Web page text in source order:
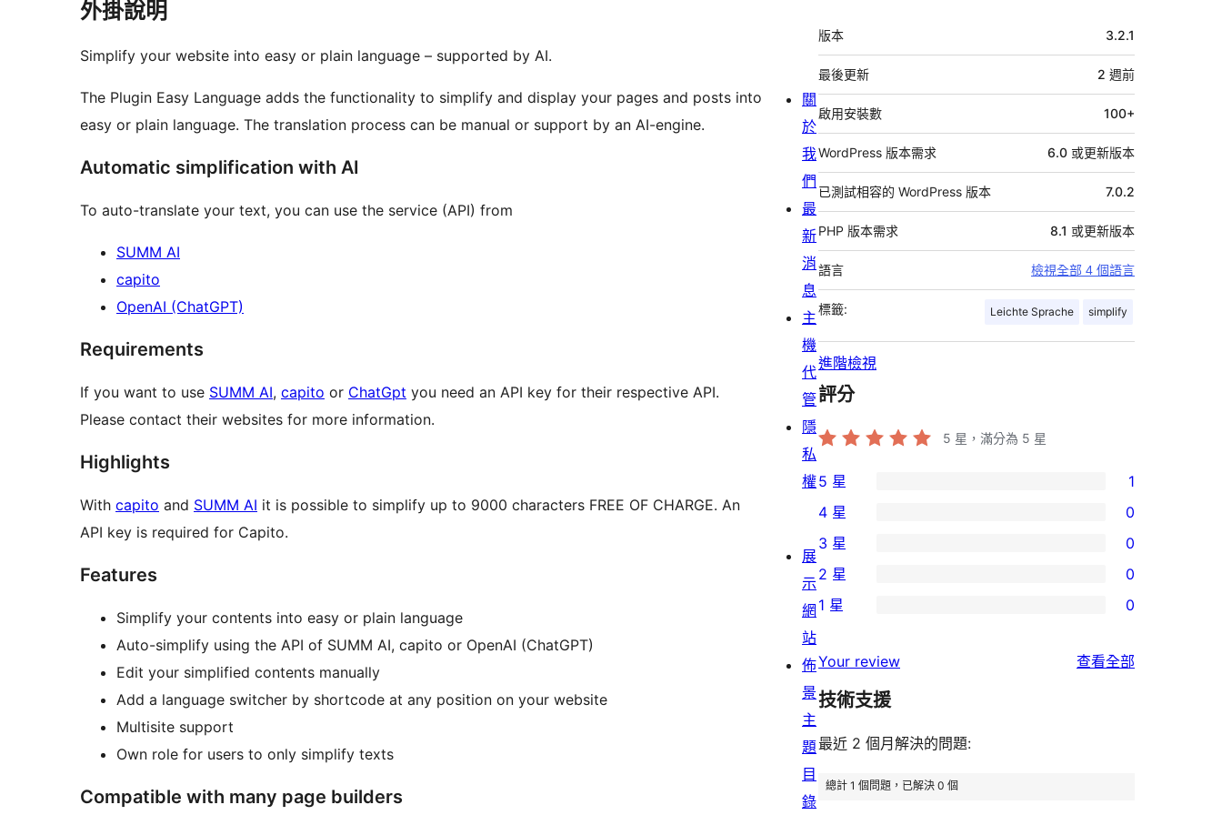
外掛說明
Simplify your website into easy or plain language – supported by AI.
The Plugin Easy Language adds the functionality to simplify and display your pages and posts into
easy or plain language. The translation process can be manual or support by an AI-engine.
Automatic simplification with AI
To auto-translate your text, you can use the service (API) from
SUMM AI
capito
OpenAI (ChatGPT)
Requirements
If you want to use SUMM AI, capito or ChatGpt you need an API key for their respective API.
Please contact their websites for more information.
Highlights
With capito and SUMM AI it is possible to simplify up to 9000 characters FREE OF CHARGE. An
API key is required for Capito.
Features
Simplify your contents into easy or plain language
Auto-simplify using the API of SUMM AI, capito or OpenAI (ChatGPT)
Edit your simplified contents manually
Add a language switcher by shortcode at any position on your website
Multisite support
Own role for users to only simplify texts
Compatible with many page builders
中
繼
資
料
版本 3.2.1
最後更新 2 週前
啟用安裝數 100+
WordPress 版本需求 6.0 或更新版本
已測試相容的 WordPress 版本 7.0.2
PHP 版本需求 8.1 或更新版本
語言 檢視全部 4 個語言
標籤: Leichte Sprache simplify
進階檢視
評分
5 星，滿分為 5 星
1
個
5
星
使
者
論
5 星 1
個
4
星
用
者
論
4 星 0
0
個
3
使
用
評
3 星 0
個
星
使
者
評
2 星 0
1
星
用
者
1 星 0
Your review 查看全部
技術支援
最近 2 個月解決的問題:
總計 1 個問題，已解決 0 個
關
於
我
們
最
新
消
息
主
機
代
管
隱
私
權
展
示
網
站
佈
景
主
題
目
錄